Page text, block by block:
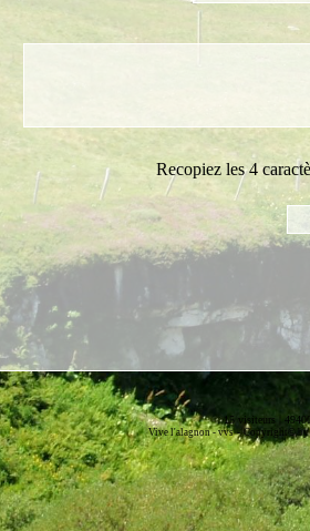
Recopiez les 4
15 visiteurs |
Vive l'alagnon -vvs- Copyright© by